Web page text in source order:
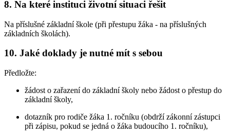
8. Na které instituci životní situaci řešit
Na příslušné základní škole (při přestupu žáka - na příslušných
základních školách).
10. Jaké doklady je nutné mít s sebou
Předložte:
žádost o zařazení do základní školy nebo žádost o přestup do
základní školy,
dotazník pro rodiče žáka 1. ročníku (obdrží zákonní zástupci
při zápisu, pokud se jedná o žáka budoucího 1. ročníku),